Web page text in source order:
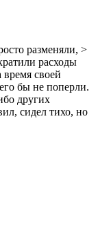
разменяли, >
расходы
время своей
бы не поперли.
других
сидел тихо, но